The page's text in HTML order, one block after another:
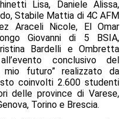
Lisa, Daniele Alissa,
Stabile Mattia di 4C AFM
Araceli Nicole, El Omar
Giovanni di 5 BSIA,
Bardelli e Ombretta
conclusivo del
futuro” realizzato da
coinvolti 2.600 studenti
delle province di Varese,
Torino e Brescia.